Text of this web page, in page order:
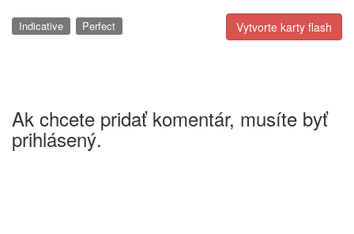
Vytvorte karty flash
Indicative Perfect
Ak chcete pridať komentár, musíte byť
prihlásený.